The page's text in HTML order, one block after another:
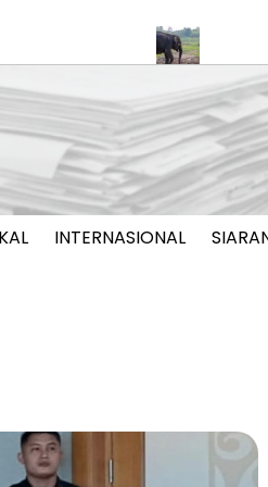
Indonesia Gajah Jovi di
INTERNASIONAL